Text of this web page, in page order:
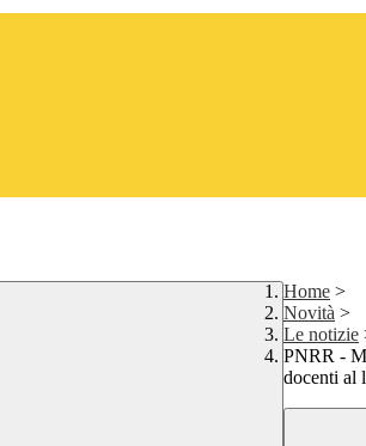
Home >
Novità >
Le notizie
PNRR -
docenti al